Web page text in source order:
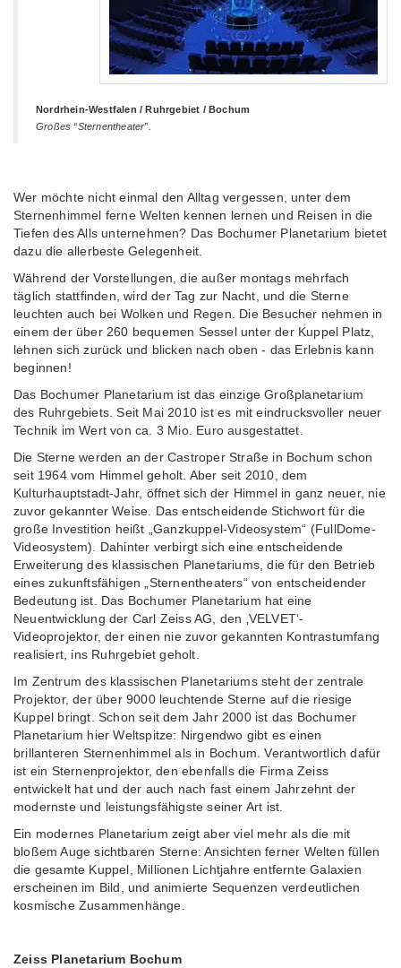
Nordrhein-Westfalen / Ruhrgebiet / Bochum
Großes “Sternentheater”.
Wer möchte nicht einmal den Alltag vergessen, unter dem
Sternenhimmel ferne Welten kennen lernen und Reisen in die
Tiefen des Alls unternehmen? Das Bochumer Planetarium bietet
dazu die allerbeste Gelegenheit.
Während der Vorstellungen, die außer montags mehrfach
täglich stattfinden, wird der Tag zur Nacht, und die Sterne
leuchten auch bei Wolken und Regen. Die Besucher nehmen in
einem der über 260 bequemen Sessel unter der Kuppel Platz,
lehnen sich zurück und blicken nach oben - das Erlebnis kann
beginnen!
Das Bochumer Planetarium ist das einzige Großplanetarium
des Ruhrgebiets. Seit Mai 2010 ist es mit eindrucksvoller neuer
Technik im Wert von ca. 3 Mio. Euro ausgestattet.
Die Sterne werden an der Castroper Straße in Bochum schon
seit 1964 vom Himmel geholt. Aber seit 2010, dem
Kulturhauptstadt-Jahr, öffnet sich der Himmel in ganz neuer, nie
zuvor gekannter Weise. Das entscheidende Stichwort für die
große Investition heißt „Ganzkuppel-Videosystem“ (FullDome-
Videosystem). Dahinter verbirgt sich eine entscheidende
Erweiterung des klassischen Planetariums, die für den Betrieb
eines zukunftsfähigen „Sternentheaters“ von entscheidender
Bedeutung ist. Das Bochumer Planetarium hat eine
Neuentwicklung der Carl Zeiss AG, den ‚VELVET‘-
Videoprojektor, der einen nie zuvor gekannten Kontrastumfang
realisiert, ins Ruhrgebiet geholt.
Im Zentrum des klassischen Planetariums steht der zentrale
Projektor, der über 9000 leuchtende Sterne auf die riesige
Kuppel bringt. Schon seit dem Jahr 2000 ist das Bochumer
Planetarium hier Weltspitze: Nirgendwo gibt es einen
brillanteren Sternenhimmel als in Bochum. Verantwortlich dafür
ist ein Sternenprojektor, den ebenfalls die Firma Zeiss
entwickelt hat und der auch nach fast einem Jahrzehnt der
modernste und leistungsfähigste seiner Art ist.
Ein modernes Planetarium zeigt aber viel mehr als die mit
bloßem Auge sichtbaren Sterne: Ansichten ferner Welten füllen
die gesamte Kuppel, Millionen Lichtjahre entfernte Galaxien
erscheinen im Bild, und animierte Sequenzen verdeutlichen
kosmische Zusammenhänge.
Zeiss Planetarium Bochum